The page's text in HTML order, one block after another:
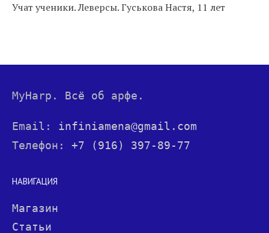
Учат ученики. Леверсы. Гуськова Настя, 11 лет
MyHarp. Всё об арфе.
Email: infiniamena@gmail.com
Телефон: +7 (916) 397-89-77
НАВИГАЦИЯ
Магазин
Статьи